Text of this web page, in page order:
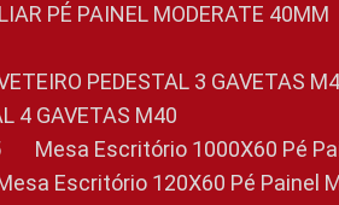
PÉ PAINEL MODERATE 40MM
PEDESTAL 3 GAVETAS
4 GAVETAS M40
Mesa Escritório 1000X60 Pé
Mesa Escritório 120X60 Pé Painel